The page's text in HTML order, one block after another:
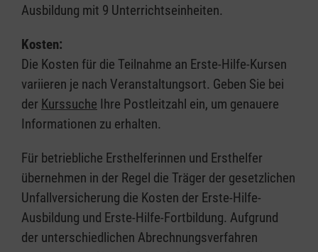
Ausbildung mit 9 Unterrichtseinheiten.
Kosten:
Die Kosten für die Teilnahme an Erste-Hilfe-Kursen
variieren je nach Veranstaltungsort. Geben Sie bei
der Kurssuche Ihre Postleitzahl ein, um genauere
Informationen zu erhalten.
Für betriebliche Ersthelferinnen und Ersthelfer
übernehmen in der Regel die Träger der gesetzlichen
Unfallversicherung die Kosten der Erste-Hilfe-
Ausbildung und Erste-Hilfe-Fortbildung. Aufgrund
der unterschiedlichen Abrechnungsverfahren